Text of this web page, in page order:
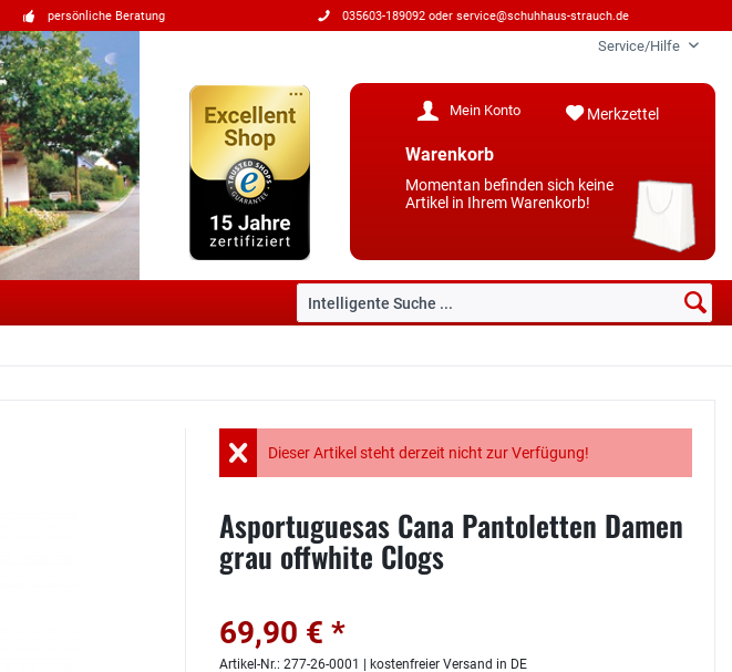
persönliche Beratung 035603-189092 oder service@schuhhaus-strauch.de
Service/Hilfe
Merkzettel
Mein Konto
Warenkorb
Momentan befinden sich keine
Artikel in Ihrem Warenkorb!
Dieser Artikel steht derzeit nicht zur Verfügung!
Asportuguesas Cana Pantoletten Damen
grau offwhite Clogs
69,90 € *
Artikel-Nr.: 277-26-0001 | kostenfreier Versand in DE